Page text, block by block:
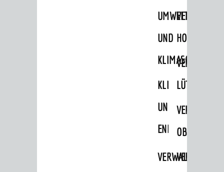
UMWELT-
UND
KLIMASCHUTZ
KLIMASCHUTZ
UND